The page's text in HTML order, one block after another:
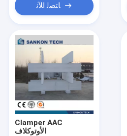
ﺎﺘﺼﻟ ﺍﻶﻧ
Clamper AAC
الأوتوكلاف